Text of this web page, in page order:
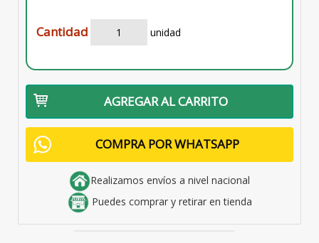
Cantidad unidad
AGREGAR AL CARRITO
COMPRA POR WHATSAPP
Realizamos envíos a nivel nacional
Puedes comprar y retirar en tienda